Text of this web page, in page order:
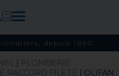
depuis 1860
|
PLOMBERIE
RACCORD FILETÉ
| OLIFAN